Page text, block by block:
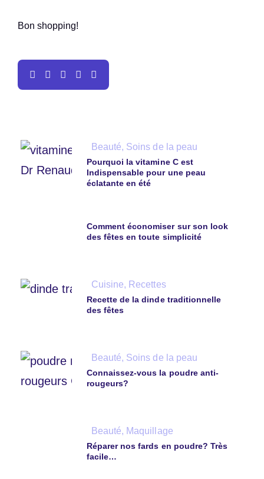
Bon shopping!
Beauté, Soins de la peau
Pourquoi la vitamine C est
Indispensable pour une peau
éclatante en été
Comment économiser sur son look
des fêtes en toute simplicité
Cuisine, Recettes
Recette de la dinde traditionnelle
des fêtes
Beauté, Soins de la peau
Connaissez-vous la poudre anti-
rougeurs?
Beauté, Maquillage
Réparer nos fards en poudre? Très
facile…